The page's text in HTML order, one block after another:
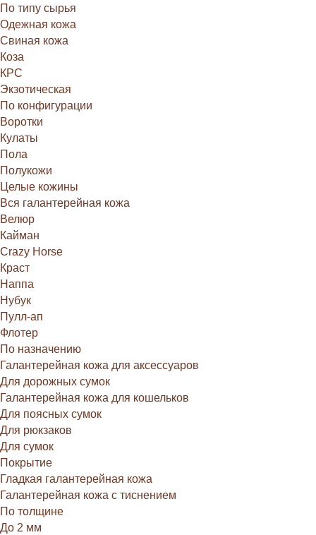
По типу сырья
Одежная кожа
Свиная кожа
Коза
КРС
Экзотическая
По конфигурации
Воротки
Кулаты
Пола
Полукожи
Целые кожины
Вся галантерейная кожа
Велюр
Кайман
Crazy Horse
Краст
Наппа
Нубук
Пулл-ап
Флотер
По назначению
Галантерейная кожа для аксессуаров
Для дорожных сумок
Галантерейная кожа для кошельков
Для поясных сумок
Для рюкзаков
Для сумок
Покрытие
Гладкая галантерейная кожа
Галантерейная кожа с тиснением
По толщине
До 2 мм